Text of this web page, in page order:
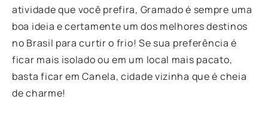
atividade que você prefira, Gramado é sempre uma
boa ideia e certamente um dos melhores destinos
no Brasil para curtir o frio! Se sua preferência é
ficar mais isolado ou em um local mais pacato,
basta ficar em Canela, cidade vizinha que é cheia
de charme!